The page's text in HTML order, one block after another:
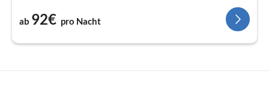
ab 92€ pro Nacht